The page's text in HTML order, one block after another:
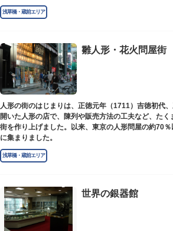
の石碑があります。
浅草橋・蔵前エリア
雛人形・花火問屋街
人形の街のはじまりは、正徳元年（1711）吉徳初代
開いた人形の店で、陳列や販売方法の工夫など、た
街を作り上げました。以来、東京の人形問屋の約70
に集まりました。
浅草橋・蔵前エリア
世界の銀器館